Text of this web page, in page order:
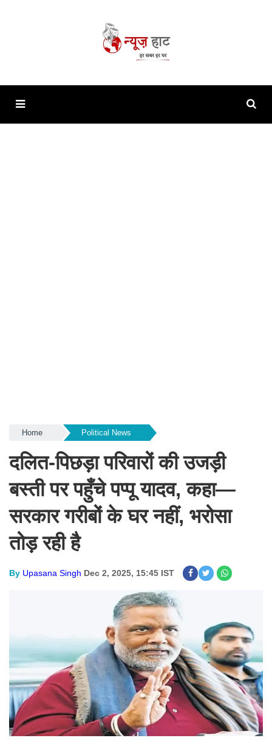
Home Political News
दलित-पिछड़ा परिवारों की उजड़ी
बस्ती पर पहुँचे पप्पू यादव, कहा—
सरकार गरीबों के घर नहीं, भरोसा
तोड़ रही है
By Upasana Singh Dec 2, 2025, 15:45 IST